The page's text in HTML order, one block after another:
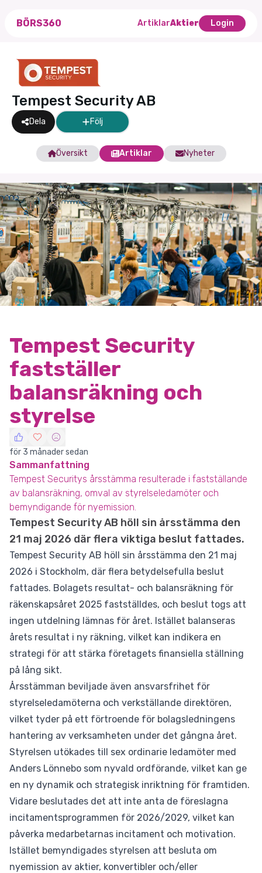
BÖRS360 ArtiklarAktier Login
Tempest Security AB
Dela Följ
Översikt Artiklar Nyheter
Tempest Security
fastställer
balansräkning och
styrelse
för 3 månader sedan
Sammanfattning
Tempest Securitys årsstämma resulterade i fastställande
av balansräkning, omval av styrelseledamöter och
bemyndigande för nyemission.
Tempest Security AB höll sin årsstämma den
21 maj 2026 där flera viktiga beslut fattades.
Tempest Security AB höll sin årsstämma den 21 maj
2026 i Stockholm, där flera betydelsefulla beslut
fattades. Bolagets resultat- och balansräkning för
räkenskapsåret 2025 fastställdes, och beslut togs att
ingen utdelning lämnas för året. Istället balanseras
årets resultat i ny räkning, vilket kan indikera en
strategi för att stärka företagets finansiella ställning
på lång sikt.
Årsstämman beviljade även ansvarsfrihet för
styrelseledamöterna och verkställande direktören,
vilket tyder på ett förtroende för bolagsledningens
hantering av verksamheten under det gångna året.
Styrelsen utökades till sex ordinarie ledamöter med
Anders Lönnebo som nyvald ordförande, vilket kan ge
en ny dynamik och strategisk inriktning för framtiden.
Vidare beslutades det att inte anta de föreslagna
incitamentsprogrammen för 2026/2029, vilket kan
påverka medarbetarnas incitament och motivation.
Istället bemyndigades styrelsen att besluta om
nyemission av aktier, konvertibler och/eller